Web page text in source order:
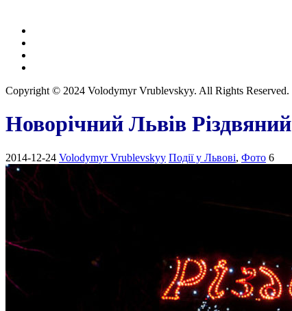
Copyright © 2024 Volodymyr Vrublevskyy. All Rights Reserved.
Новорічний Львів Різдвяний
2014-12-24 Volodymyr Vrublevskyy Події у Львові, Фото 6